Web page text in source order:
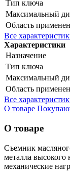
Тип ключа
Максимальный
Область
Все
Характеристики
Назначение
Тип ключа
Максимальный
Область
Все
О товаре
О товаре
Съемник
металла высокого
механические